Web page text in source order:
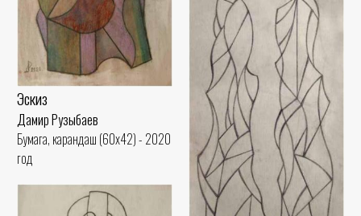
Эскиз
Дамир Рузыбаев
Бумага, карандаш (60x42) - 2020
год